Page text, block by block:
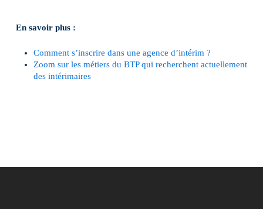
En savoir plus :
Comment s’inscrire dans une agence d’intérim ?
Zoom sur les métiers du BTP qui recherchent actuellement
des intérimaires